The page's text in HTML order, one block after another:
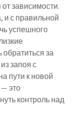
от зависимости.
и с правильной
успешного
за
запоя с
пути к новой
— это
контроль над